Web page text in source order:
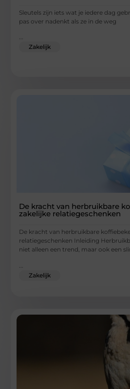
Sleutels zijn iets wat je iedere dag
pas over nadenkt als ze in de weg
...
Zakelijk
De kracht van herbruikbare
zakelijke relatiegeschenken
De kracht van herbruikbare
relatiegeschenken Inleiding
niet alleen een trend, maar ook een
Zakelijk